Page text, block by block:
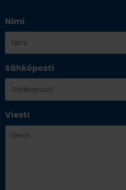
Nimi
Sähköposti
Viesti